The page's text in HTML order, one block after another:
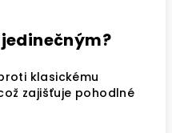
klasickému
zajišťuje pohodlné